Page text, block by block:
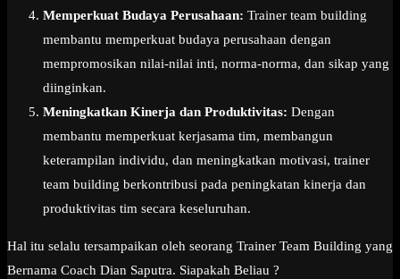
Memperkuat Budaya Perusahaan: Trainer team building
membantu memperkuat budaya perusahaan dengan
mempromosikan nilai-nilai inti, norma-norma, dan sikap yang
diinginkan.
Meningkatkan Kinerja dan Produktivitas: Dengan
membantu memperkuat kerjasama tim, membangun
keterampilan individu, dan meningkatkan motivasi, trainer
team building berkontribusi pada peningkatan kinerja dan
produktivitas tim secara keseluruhan.
Hal itu selalu tersampaikan oleh seorang Trainer Team Building yang
Bernama Coach Dian Saputra. Siapakah Beliau ?